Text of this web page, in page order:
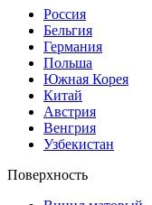
Россия
Бельгия
Германия
Польша
Южная Корея
Китай
Австрия
Венгрия
Узбекистан
Поверхность